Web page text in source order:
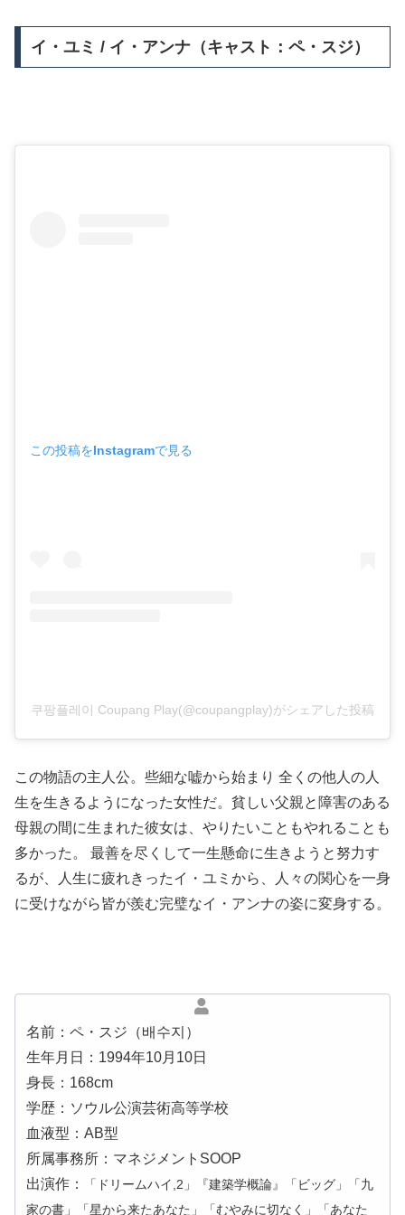
イ・ユミ / イ・アンナ（キャスト：ペ・スジ）
この投稿をInstagramで見る
쿠팡플레이 Coupang Play(@coupangplay)がシェアした投稿
この物語の主人公。些細な嘘から始まり 全くの他人の人
生を生きるようになった女性だ。貧しい父親と障害のある
母親の間に生まれた彼女は、やりたいこともやれることも
多かった。
最善を尽くして一生懸命に生きようと努力す
るが、人生に疲れきったイ・ユミから、人々の関心を一身
に受けながら皆が羨む完璧なイ・アンナの姿に変身する。
名前：ペ・スジ（배수지）
生年月日：1994年10月10日
身長：168cm
学歴：ソウル公演芸術高等学校
血液型：AB型
所属事務所：マネジメントSOOP
出演作：
「ドリームハイ,2」『建築学概論』「ビッグ」「九
家の書」「星から来たあなた」「むやみに切なく」「あなた